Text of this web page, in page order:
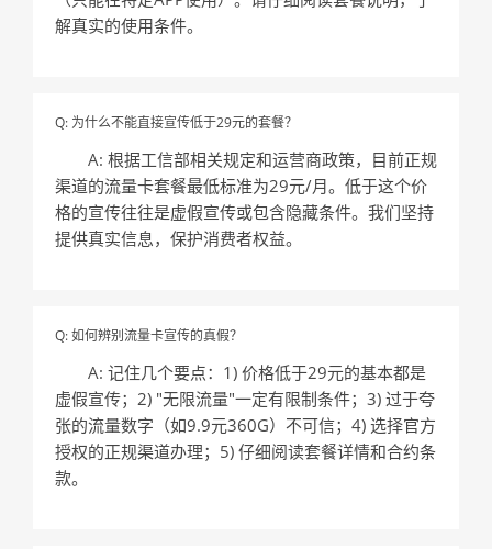
解真实的使用条件。
Q: 为什么不能直接宣传低于29元的套餐？
A: 根据工信部相关规定和运营商政策，目前正规
渠道的流量卡套餐最低标准为29元/月。低于这个价
格的宣传往往是虚假宣传或包含隐藏条件。我们坚持
提供真实信息，保护消费者权益。
Q: 如何辨别流量卡宣传的真假？
A: 记住几个要点：1) 价格低于29元的基本都是
虚假宣传；2) "无限流量"一定有限制条件；3) 过于夸
张的流量数字（如9.9元360G）不可信；4) 选择官方
授权的正规渠道办理；5) 仔细阅读套餐详情和合约条
款。